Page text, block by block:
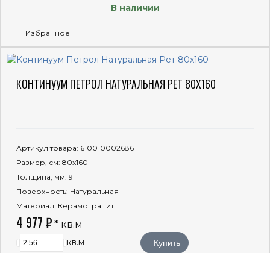
В наличии
Избранное
КОНТИНУУМ ПЕТРОЛ НАТУРАЛЬНАЯ РЕТ 80X160
Артикул товара: 610010002686
Размер, см: 80x160
Толщина, мм: 9
Поверхность: Натуральная
Материал: Керамогранит
4 977 ₽ * кв.м
кв.м Купить